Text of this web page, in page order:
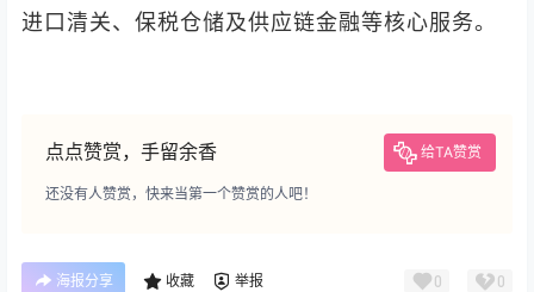
进口清关、保税仓储及供应链金融‌等核心服务。
点点赞赏，手留余香 给TA赞赏
还没有人赞赏，快来当第一个赞赏的人吧！
海报分享 收藏 举报 0 0